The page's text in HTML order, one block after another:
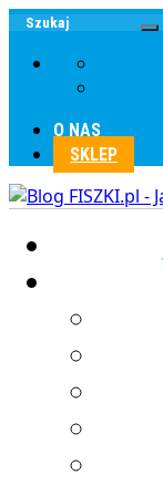
O NAS
SKLEP